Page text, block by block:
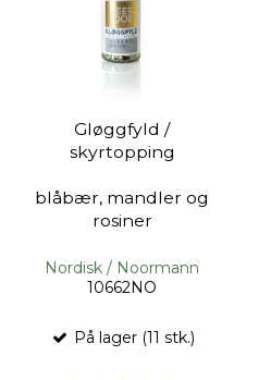
Gløggfyld /
skyrtopping
blåbær, mandler og
rosiner
Nordisk / Noormann
10662NO
På lager (11 stk.)